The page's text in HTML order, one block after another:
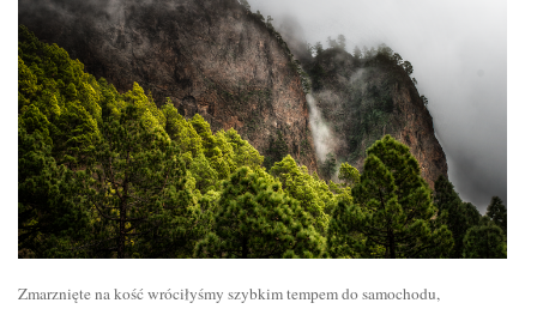
Zmarznięte na kość wróciłyśmy szybkim tempem do samochodu,